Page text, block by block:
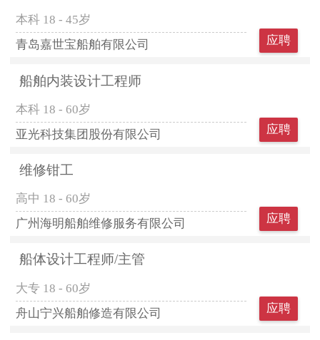
本科 18 - 45岁
青岛嘉世宝船舶有限公司
应聘
船舶内装设计工程师
本科 18 - 60岁
亚光科技集团股份有限公司
应聘
维修钳工
高中 18 - 60岁
广州海明船舶维修服务有限公司
应聘
船体设计工程师/主管
大专 18 - 60岁
舟山宁兴船舶修造有限公司
应聘